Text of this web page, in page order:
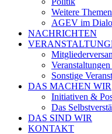
Weitere Themen
AGEV im
NACHRICHTEN
Sonstige
DAS MACHEN WIR
Initiativen &
Das
DAS SIND WIR
KONTAKT